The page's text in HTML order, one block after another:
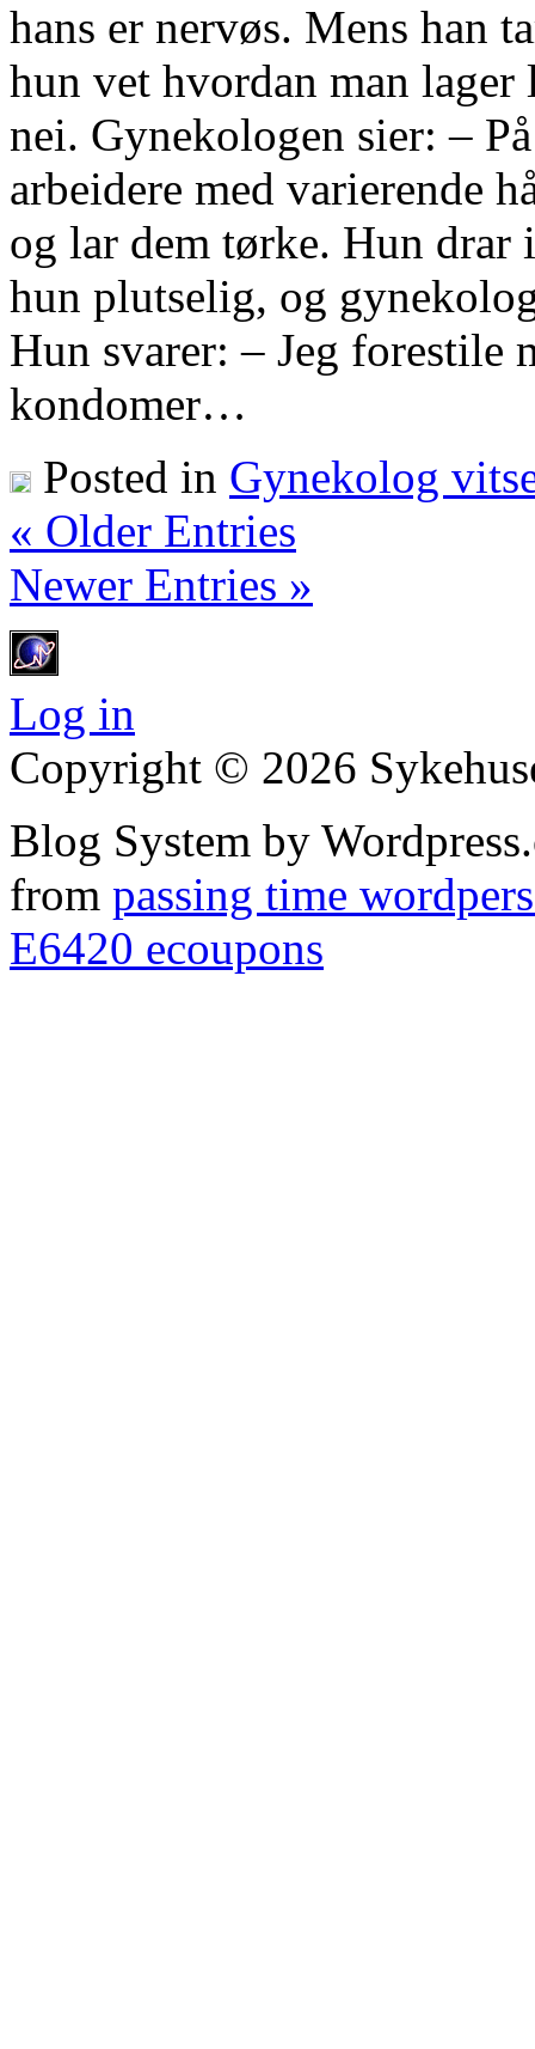
hans er nervøs. Mens han
hun vet hvordan man lager
nei. Gynekologen sier: –
arbeidere med varierende
og lar dem tørke. Hun drar
hun plutselig, og
Hun svarer: – Jeg forestile
kondomer…
Posted in Gynekolog
« Older Entries
Newer Entries »
Log in
Copyright © 2026
Blog System by
from passing time
E6420 ecoupons